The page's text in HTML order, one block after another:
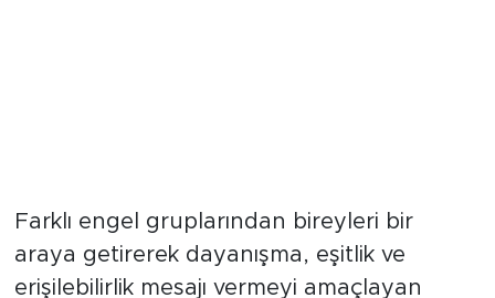
Farklı engel gruplarından bireyleri bir
araya getirerek dayanışma, eşitlik ve